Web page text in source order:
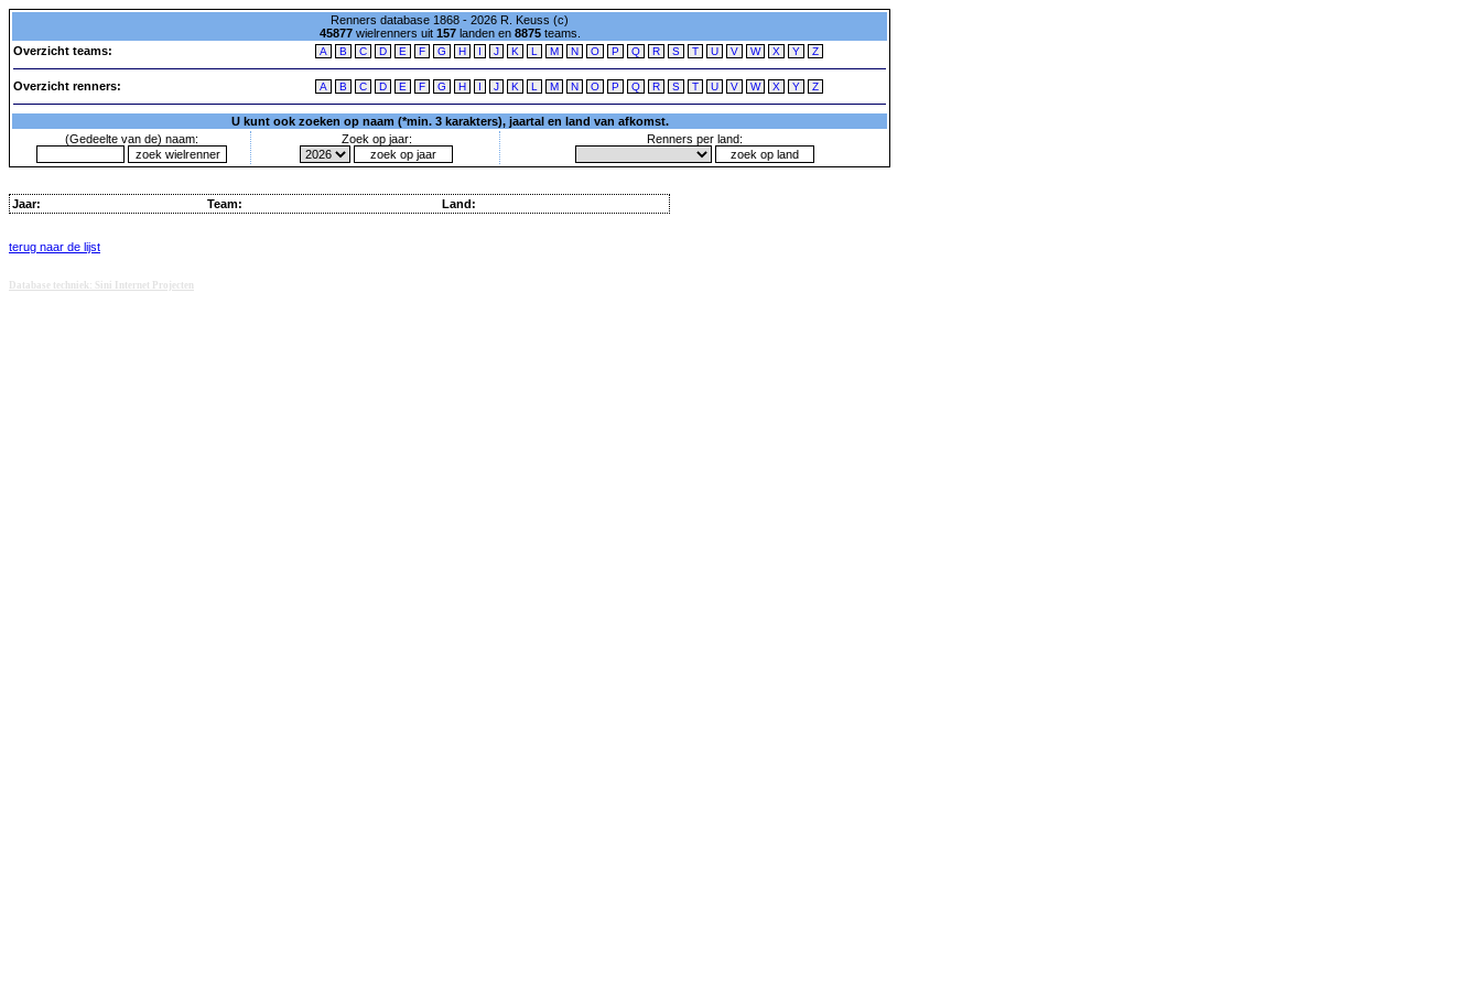
Renners database 1868 - 2026 R. Keuss (c)
45877wielrenners uit 157landen en 8875teams.
Overzicht teams:
A B C D E F G H I J K L M N O P Q R S T U V W X Y Z
Overzicht renners: A B C D E F G H I J K L M N O P Q R S T U V W X Y Z
U kunt ook zoeken op naam (*min. 3 karakters), jaartal en land van afkomst.
(Gedeelte van de) naam:
Zoek op jaar: Renners per land:
Jaar: Team: Land:
terug naar de lijst
Database techniek: Sini Internet Projecten